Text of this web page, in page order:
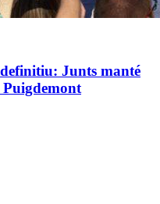
Junts manté
Puigdemont